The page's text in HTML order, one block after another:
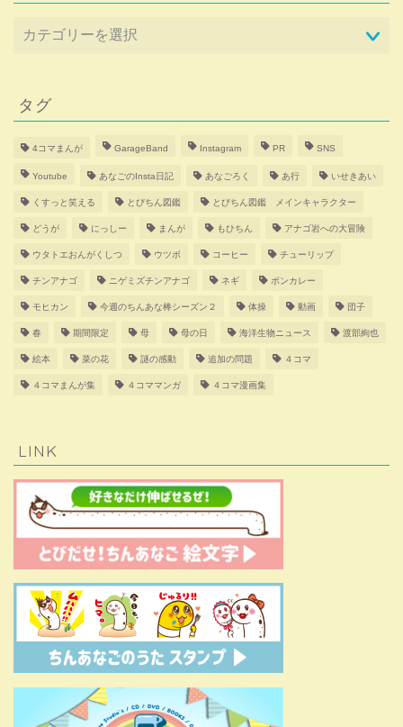
タグ
4コマまんが GarageBand Instagram PR SNS
Youtube あなごのInsta日記 あなごろく あ行 いせきあい
くすっと笑える とびちん図鑑 とびちん図鑑 メインキャラクター
どうが にっしー まんが もひちん アナゴ岩への大冒険
ウタトエおんがくしつ ウツボ コーヒー チューリップ
チンアナゴ ニゲミズチンアナゴ ネギ ボンカレー
モヒカン 今週のちんあな棒シーズン２ 体操 動画 団子
春 期間限定 母 母の日 海洋生物ニュース 渡部絢也
絵本 菜の花 謎の感動 追加の問題 ４コマ
４コマまんが集 ４コママンガ ４コマ漫画集
LINK